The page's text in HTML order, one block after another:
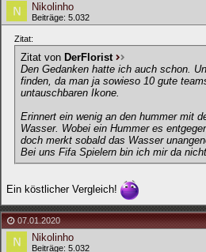
Nikolinho
Beiträge: 5.032
Zitat:
Zitat von DerFlorist
Den Gedanken hatte ich auch schon.
finden, da man ja sowieso 10 gute
untauschbaren Ikone.
Erinnert ein wenig an den hummer mit
Wasser. Wobei ein Hummer es
doch merkt sobald das Wasser
Bei uns Fifa Spielern bin ich mir da
Ein köstlicher Vergleich!
07.01.2020
Nikolinho
Beiträge: 5.032